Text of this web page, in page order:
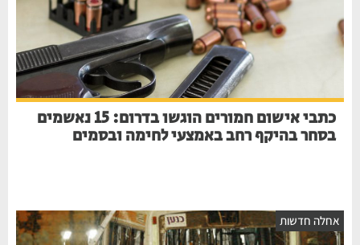
כתבי אישום חמורים הוגשו בדרום: 15 נאשמים
בסחר בהיקף רחב באמצעי לחימה ובסמים
חדשות